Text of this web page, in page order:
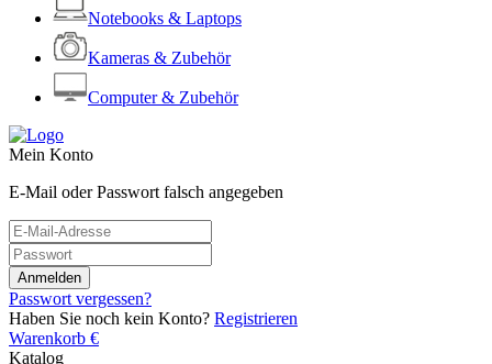
Notebooks & Laptops
Kameras & Zubehör
Computer & Zubehör
Mein Konto
E-Mail oder Passwort falsch angegeben
Passwort vergessen?
Haben Sie noch kein Konto? Registrieren
Warenkorb €
Katalog